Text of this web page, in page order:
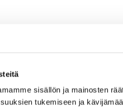
sisällön ja mainosten
tukemiseen ja